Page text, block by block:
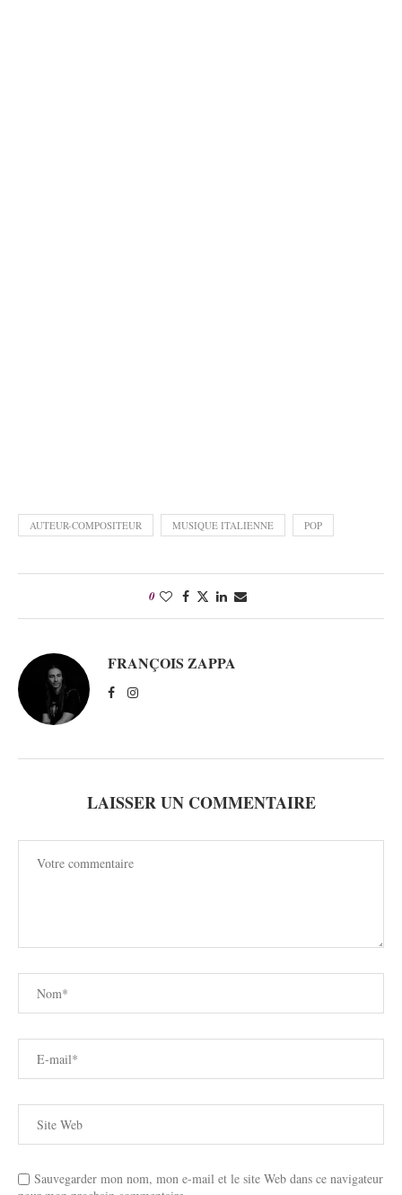
AUTEUR-COMPOSITEUR MUSIQUE ITALIENNE POP
0
FRANÇOIS ZAPPA
LAISSER UN COMMENTAIRE
Sauvegarder mon nom, mon e-mail et le site Web dans ce navigateur